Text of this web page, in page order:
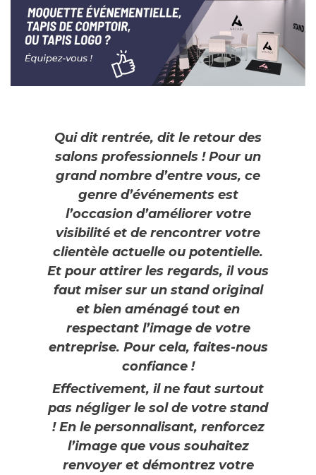
Qui dit rentrée, dit le retour des
salons professionnels ! Pour un
grand nombre d’entre vous, ce
genre d’événements est
l’occasion d’améliorer votre
visibilité et de rencontrer votre
clientèle actuelle ou potentielle.
Et pour attirer les regards, il vous
faut miser sur un stand original
et bien aménagé tout en
respectant l’image de votre
entreprise. Pour cela, faites-nous
confiance !
Effectivement, il ne faut surtout
pas négliger le sol de votre stand
! En le personnalisant, renforcez
l’image que vous souhaitez
renvoyer et démontrez votre